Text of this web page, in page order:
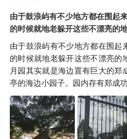
由于鼓浪屿有不少地方都在围起
的时候就地老躲开这些不漂亮的
由于鼓浪屿有不少地方都在围起
的时候就地老躲开这些不漂亮的
月园其实就是海边置有巨大的郑
亭的海边小园子。园内存有郑成